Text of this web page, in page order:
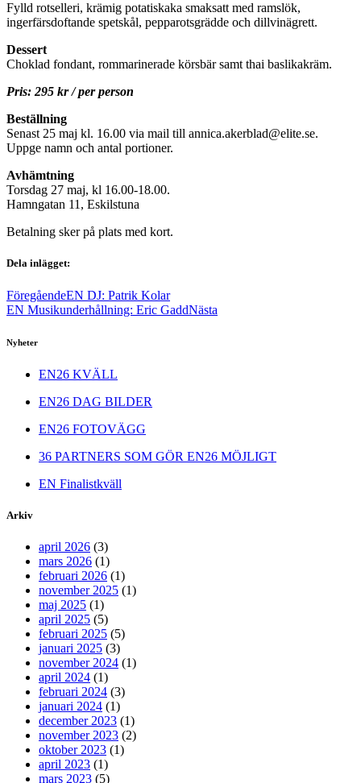
Fylld rotselleri, krämig potatiskaka smaksatt med ramslök,
ingerfärsdoftande spetskål, pepparotsgrädde och dillvinägrett.
Dessert
Choklad fondant, rommarinerade körsbär samt thai baslikakräm.
Pris: 295 kr / per person
Beställning
Senast 25 maj kl. 16.00 via mail till annica.akerblad@elite.se.
Uppge namn och antal portioner.
Avhämtning
Torsdag 27 maj, kl 16.00-18.00.
Hamngatan 11, Eskilstuna
Betalning sker på plats med kort.
Dela inlägget:
FöregåendeEN DJ: Patrik Kolar
EN Musikunderhållning: Eric GaddNästa
Nyheter
EN26 KVÄLL
EN26 DAG BILDER
EN26 FOTOVÄGG
36 PARTNERS SOM GÖR EN26 MÖJLIGT
EN Finalistkväll
Arkiv
april 2026 (3)
mars 2026 (1)
februari 2026 (1)
november 2025 (1)
maj 2025 (1)
april 2025 (5)
februari 2025 (5)
januari 2025 (3)
november 2024 (1)
april 2024 (1)
februari 2024 (3)
januari 2024 (1)
december 2023 (1)
november 2023 (2)
oktober 2023 (1)
april 2023 (1)
mars 2023 (5)